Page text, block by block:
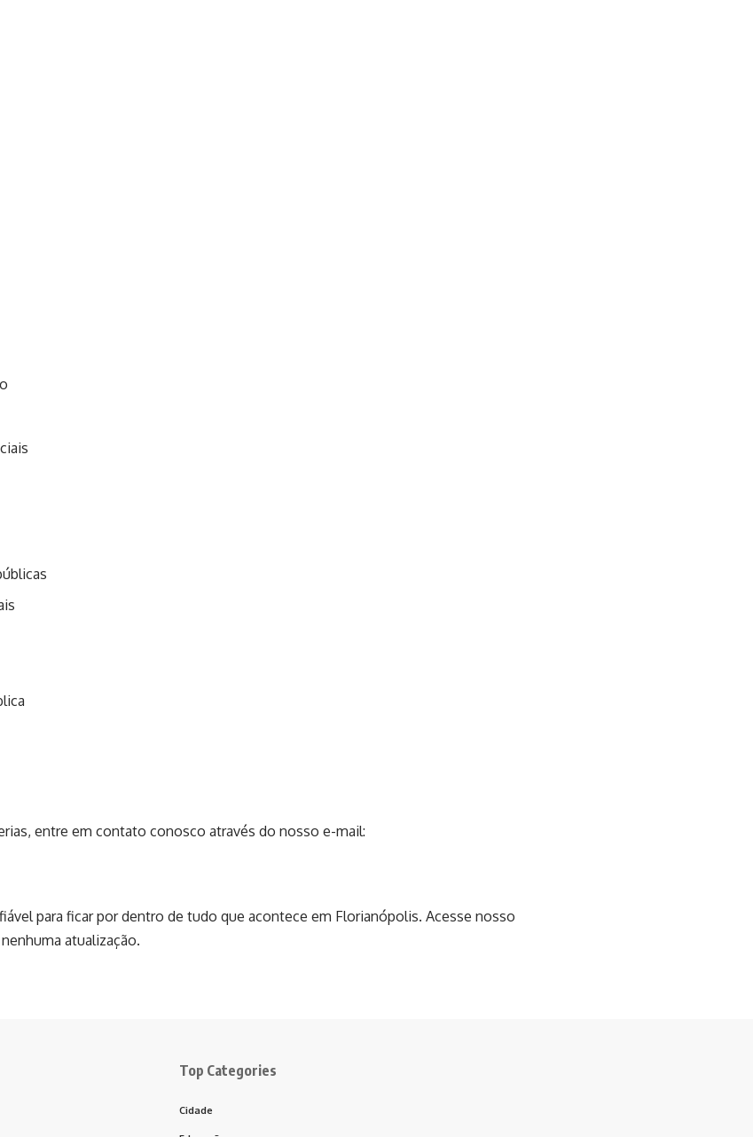
entre em contato conosco através do nosso e-mail:
para ficar por dentro de tudo que acontece em Florianópolis. Acesse nosso
atualização.
Top Categories
Cidade